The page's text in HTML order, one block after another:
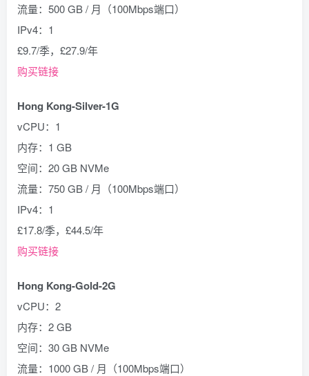
流量：500 GB / 月（100Mbps端口）
IPv4：1
£9.7/季，£27.9/年
购买链接
Hong Kong-Silver-1G
vCPU：1
内存：1 GB
空间：20 GB NVMe
流量：750 GB / 月（100Mbps端口）
IPv4：1
£17.8/季，£44.5/年
购买链接
Hong Kong-Gold-2G
vCPU：2
内存：2 GB
空间：30 GB NVMe
流量：1000 GB / 月（100Mbps端口）